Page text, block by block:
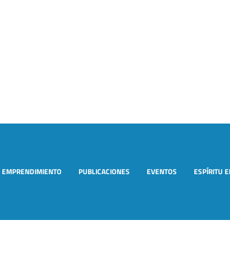
EMPRENDIMIENTO PUBLICACIONES EVENTOS ESPÍRITU